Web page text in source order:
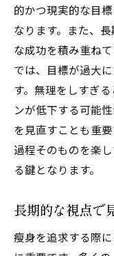
的かつ現実的な目
なります。また、
な成功を積み重ね
では、目標が過大
す。無理をしすぎ
ンが低下する可能
を見直すことも重
過程そのものを楽
る鍵となります。
長期的な視点で
瘦身を追求する際